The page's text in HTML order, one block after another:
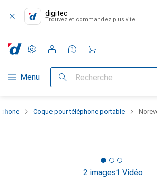
digitec
Trouvez et commandez plus vite
Navigation par catégorie
Menu Recherche
Paramètres
Compte client
Listes de comparaison
Listes d'envies
Panier
Coque pour téléphone portable
2 images1 Vidéo